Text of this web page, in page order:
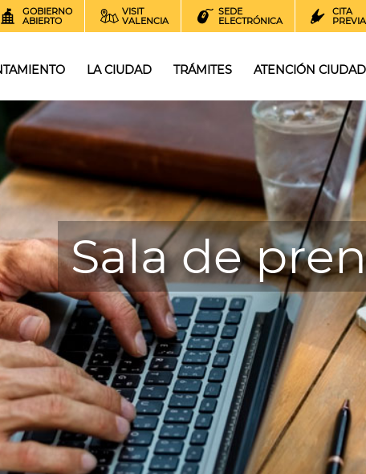
GOBIERNO
ABIERTO
VISIT
VALENCIA
SEDE
ELECTRÓNICA
CITA
PREVIA
LA CIUDAD TRÁMITES ATENCIÓN
Sala de